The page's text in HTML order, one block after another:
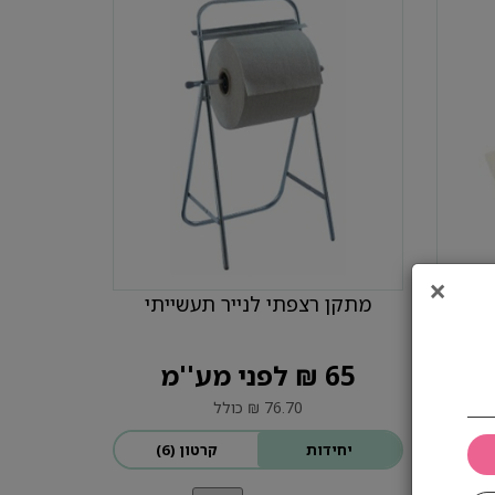
× מתקן רצפתי לנייר תעשייתי
65 ₪ לפני מע''מ
76.70 ₪ כולל
יחידות קרטון (6)